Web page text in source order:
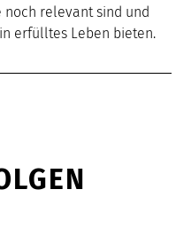
noch relevant sind und
erfülltes Leben bieten.